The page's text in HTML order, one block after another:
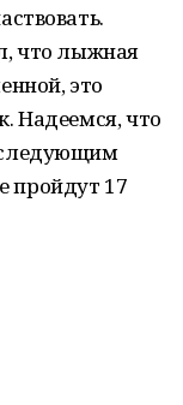
что лыжная
это
Надеемся, что
следующим
пройдут 17